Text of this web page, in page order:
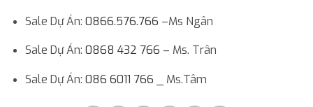
Sale Dự Án: 0866.576.766 –Ms Ngân
Sale Dự Án: 0868 432 766 – Ms. Trân
Sale Dự Án: 086 6011 766 _ Ms.Tâm